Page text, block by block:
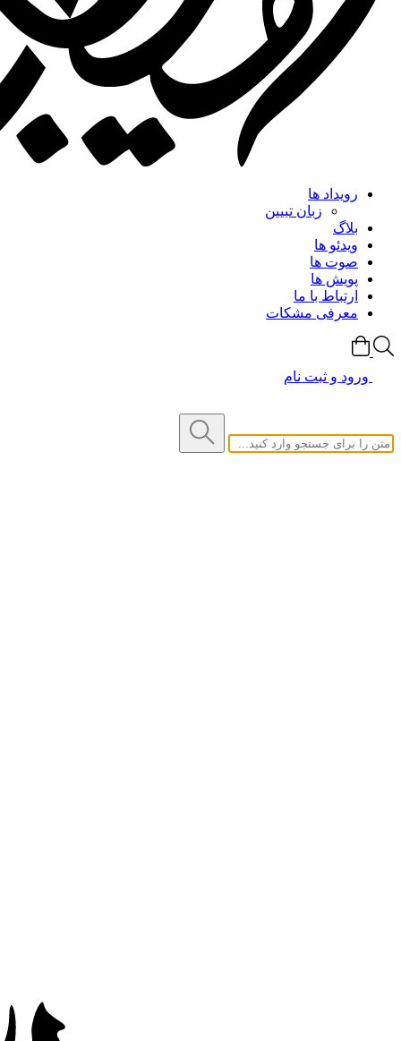
رویداد ها
زبان تبیین
بلاگ
ویدئو ها
صوت ها
پویش ها
ارتباط با ما
معرفی مشکات
ورود و ثبت نام